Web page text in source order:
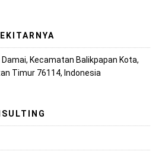
Damai, Kecamatan Balikpapan Kota,
Timur 76114, Indonesia